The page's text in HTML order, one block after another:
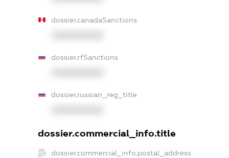
dossier.canadaSanctions
dossier.rfSanctions
dossier.russian_reg_title
dossier.commercial_info.title
dossier.commercial_info.postal_address